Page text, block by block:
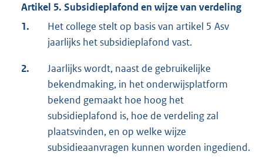
Artikel 5. Subsidieplafond en wijze van verdeling
1.
Het college stelt op basis van artikel 5 Asv
jaarlijks het subsidieplafond vast.
2.
Jaarlijks wordt, naast de gebruikelijke
bekendmaking, in het onderwijsplatform
bekend gemaakt hoe hoog het
subsidieplafond is, hoe de verdeling zal
plaatsvinden, en op welke wijze
subsidieaanvragen kunnen worden ingediend.